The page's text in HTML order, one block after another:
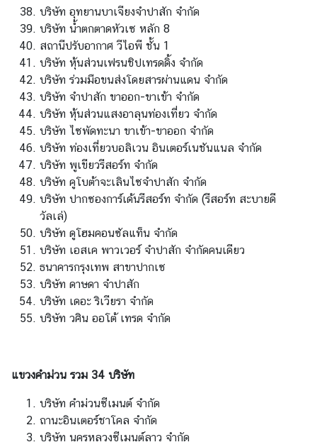
ง
สุ
ล
บ
ก
ต
จ
ล
ง
ต
S
A
บริษัท อุทยานบาเจียงจำปาสัก จำกัด
บริษัท น้ำตกตาดหัวเซ หลัก 8
สถานีปรับอากาศ วีไอพี ชั้น 1
บริษัท หุ้นส่วนเฟรนชิปเทรดดิ้ง จำกัด
บริษัท ร่วมมือขนส่งโดยสารผ่านแดน จำกัด
บริษัท จำปาสัก ขาออก-ขาเข้า จำกัด
บริษัท หุ้นส่วนแสงอาลุนท่องเที่ยว จำกัด
บริษัท ไซพัดทะนา ขาเข้า-ขาออก จำกัด
บริษัท ท่องเที่ยวบอลิเวน อินเตอร์เนชันแนล จำกัด
บริษัท พูเขียวรีสอร์ท จำกัด
บริษัท คูโบต้าจะเลินไซจำปาสัก จำกัด
บริษัท ปากซองการ์เด้นรีสอร์ท จำกัด (รีสอร์ท สะบายดี
วัลเล่)
บริษัท ดูโฮมคอนซัลแท็น จำกัด
บริษัท เอสเค พาวเวอร์ จำปาสัก จำกัดคนเดียว
ธนาคารกรุงเทพ สาขาปากเซ
บริษัท ดาษดา จำปาสัก
บริษัท เดอะ ริเวียรา จำกัด
บริษัท วศิน ออโต้ เทรด จำกัด
แขวงคำม่วน รวม 34 บริษัท
บริษัท คำม่วนซีเมนต์ จำกัด
ถานะอินเตอร์ชาโคล จำกัด
บริษัท นครหลวงซีเมนต์ลาว จำกัด